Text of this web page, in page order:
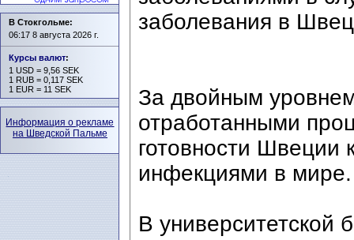
заболевания в
За двойным
отработанными
готовности
инфекциями в мире.
В университетской
В Стокгольме:
06:17 8 августа 2026 г.
Курсы валют:
1 USD = 9,56 SEK
1 RUB = 0,117 SEK
1 EUR = 11 SEK
Информация о рекламе
на Шведской Пальме